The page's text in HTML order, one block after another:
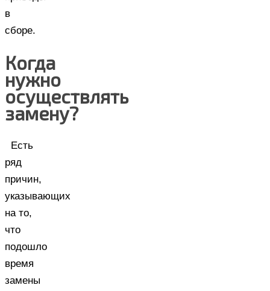
в
сборе.
Когда
нужно
осуществлять
замену?
Есть
ряд
причин,
указывающих
на то,
что
подошло
время
замены